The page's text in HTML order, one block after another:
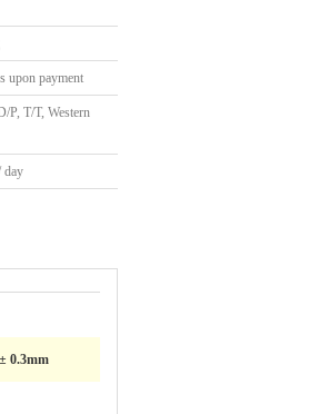
upon payment
P, T/T, Western
day
0.3mm